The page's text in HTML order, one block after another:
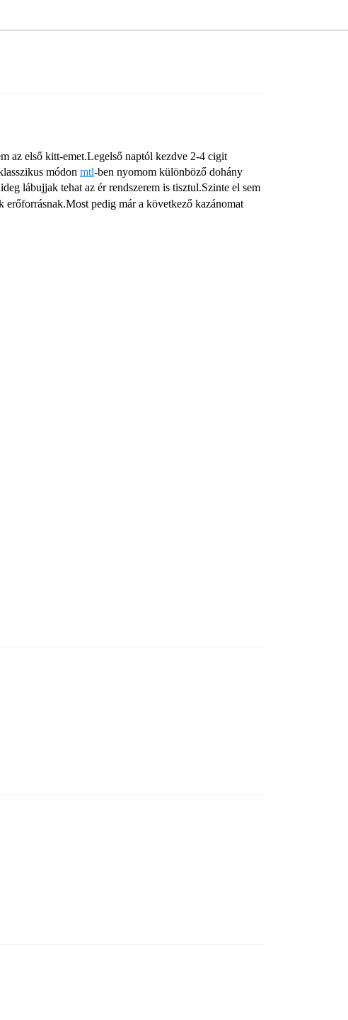
az első kitt-emet.Legelső naptól kezdve 2-4 cigit
módon mtl-ben nyomom különböző dohány
lábujjak tehat az ér rendszerem is tisztul.Szinte el sem
erőforrásnak.Most pedig már a következő kazánomat